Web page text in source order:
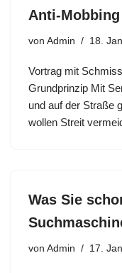
Anti-Mobbing
von Admin 18.
Vortrag mit
Grundprinzip Mit
und auf der Straße
wollen Streit
Was Sie
von Admin 17.